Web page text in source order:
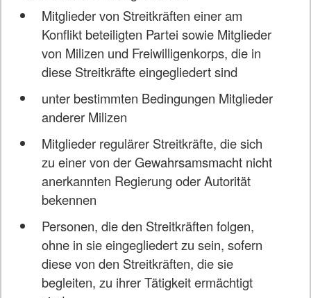
Mitglieder von Streitkräften einer am
Konflikt beteiligten Partei sowie Mitglieder
von Milizen und Freiwilligenkorps, die in
diese Streitkräfte eingegliedert sind
unter bestimmten Bedingungen Mitglieder
anderer Milizen
Mitglieder regulärer Streitkräfte, die sich
zu einer von der Gewahrsamsmacht nicht
anerkannten Regierung oder Autorität
bekennen
Personen, die den Streitkräften folgen,
ohne in sie eingegliedert zu sein, sofern
diese von den Streitkräften, die sie
begleiten, zu ihrer Tätigkeit ermächtigt